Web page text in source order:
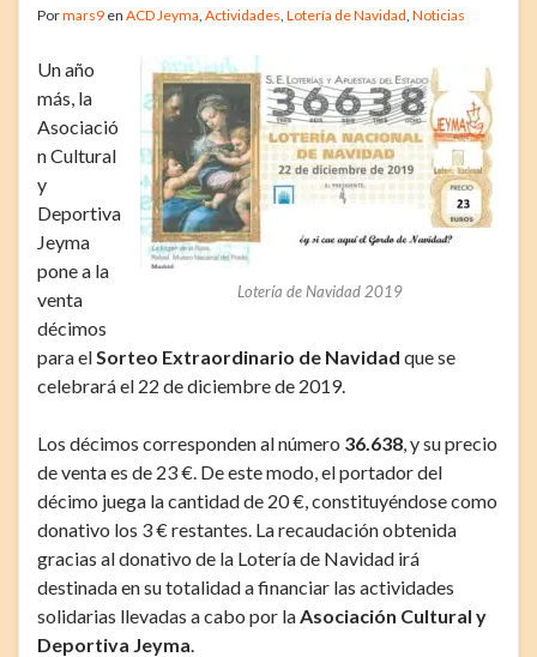
Pormars9 en ACD Jeyma Actividades Lotería de Navidad Noticias
Lotería de Navidad 2019
Un año
más, la
Asociació
n Cultural
y
Deportiva
Jeyma
pone a la
venta
décimos
para el Sorteo Extraordinario de Navidad que se
celebrará el 22 de diciembre de 2019.
Los décimos corresponden al número 36.638 , y su precio
de venta es de 23 €. De este modo, el portador del
décimo juega la cantidad de 20 €, constituyéndose como
donativo los 3 € restantes. La recaudación obtenida
gracias al donativo de la Lotería de Navidad irá
destinada en su totalidad a financiar las actividades
solidarias llevadas a cabo por la Asociación Cultural y
Deportiva Jeyma